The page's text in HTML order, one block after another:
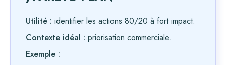
Utilité : identifier les actions 80/20 à fort impact.
Contexte idéal : priorisation commerciale.
Exemple :